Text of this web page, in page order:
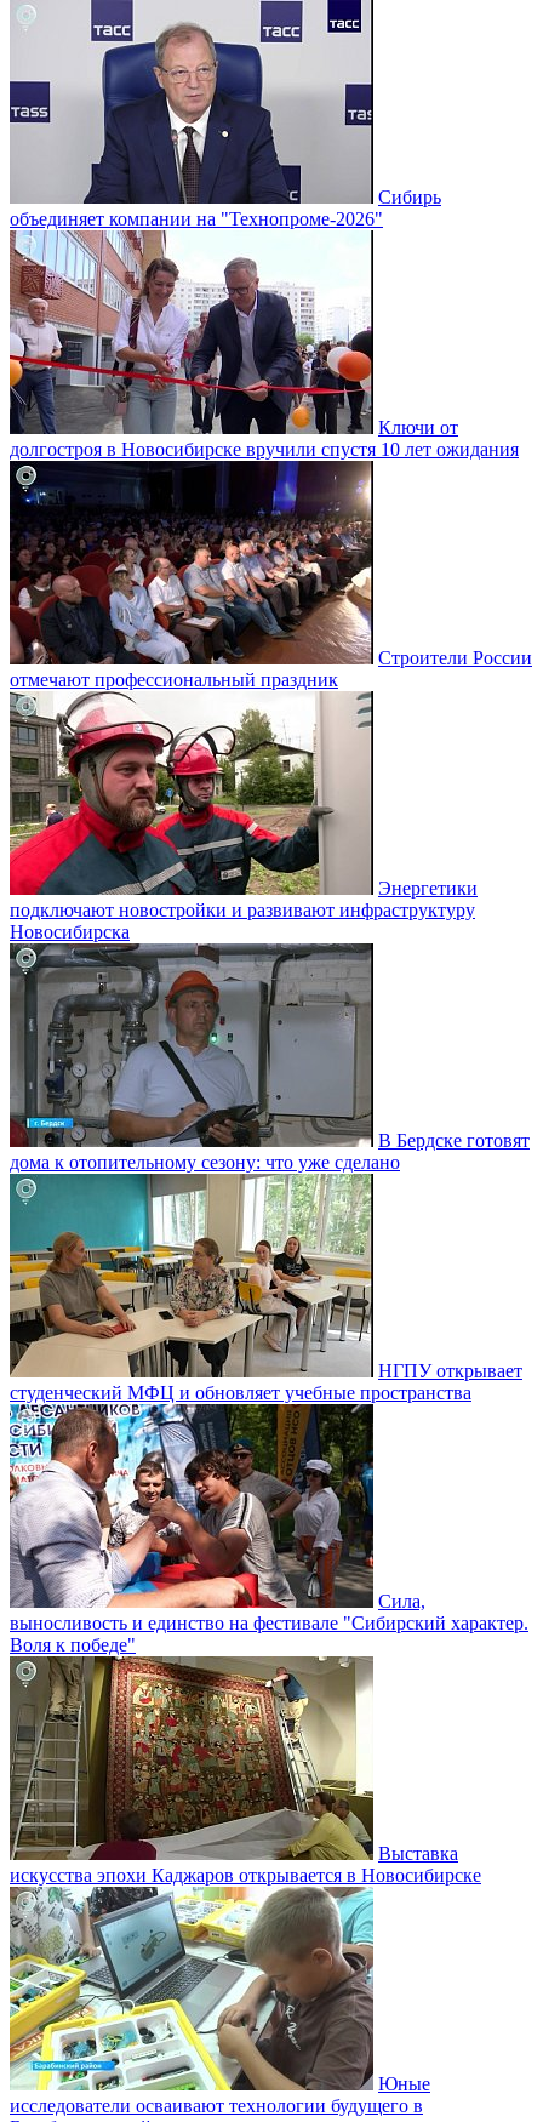
Сибирь
объединяет компании на "Технопроме-2026"
Ключи от
долгостроя в Новосибирске вручили спустя 10 лет ожидания
Строители России
отмечают профессиональный праздник
Энергетики
подключают новостройки и развивают инфраструктуру
Новосибирска
В Бердске готовят
дома к отопительному сезону: что уже сделано
НГПУ открывает
студенческий МФЦ и обновляет учебные пространства
Сила,
выносливость и единство на фестивале "Сибирский характер.
Воля к победе"
Выставка
искусства эпохи Каджаров открывается в Новосибирске
Юные
исследователи осваивают технологии будущего в